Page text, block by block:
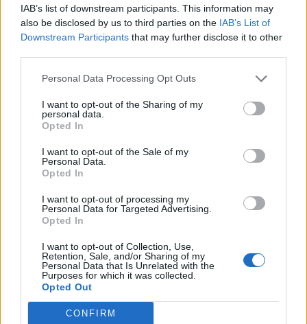
IAB’s list of downstream participants. This information may
also be disclosed by us to third parties on the IAB’s List of
Downstream Participants that may further disclose it to other
Personal Data Processing Opt Outs
I want to opt-out of the Sharing of my
personal data.
Opted In
I want to opt-out of the Sale of my
Personal Data.
Opted In
I want to opt-out of processing my
Personal Data for Targeted Advertising.
Opted In
I want to opt-out of Collection, Use,
Retention, Sale, and/or Sharing of my
Personal Data that Is Unrelated with the
Purposes for which it was collected.
Opted Out
CONFIRM